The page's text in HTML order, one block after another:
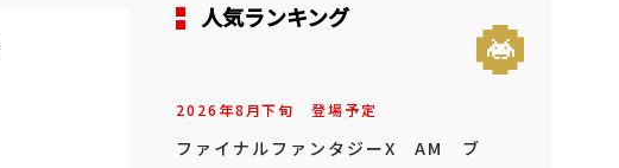
人気ランキング
2026年8月下旬 登場予定
ファイナルファンタジーX AM ブ